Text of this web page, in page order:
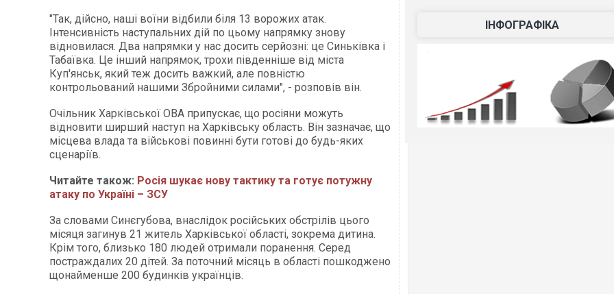
"Так, дійсно, наші воїни відбили біля 13 ворожих атак.
Інтенсивність наступальних дій по цьому напрямку знову
відновилася. Два напрямки у нас досить серйозні: це Синьківка і
Табаївка. Це інший напрямок, трохи південніше від міста
Куп'янськ, який теж досить важкий, але повністю
контрольований нашими Збройними силами", - розповів він.
Очільник Харківської ОВА припускає, що росіяни можуть
відновити ширший наступ на Харківську область. Він зазначає, що
місцева влада та військові повинні бути готові до будь-яких
сценаріїв.
Читайте також: Росія шукає нову тактику та готує потужну
атаку по Україні – ЗСУ
За словами Синєгубова, внаслідок російських обстрілів цього
місяця загинув 21 житель Харківської області, зокрема дитина.
Крім того, близько 180 людей отримали поранення. Серед
постраждалих 20 дітей. За поточний місяць в області пошкоджено
щонайменше 200 будинків українців.
ІНФОГРАФІКА